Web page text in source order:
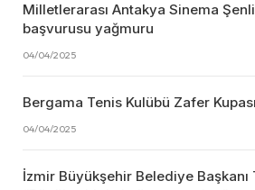
Milletlerarası Antakya Sinema
başvurusu yağmuru
04/04/2025
Bergama Tenis Kulübü Zafer
04/04/2025
İzmir Büyükşehir Belediye Başkanı